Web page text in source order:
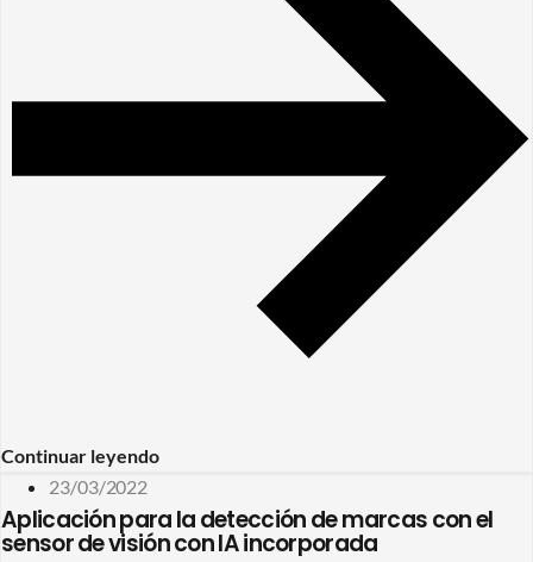
Continuar leyendo
23/03/2022
Aplicación para la detección de marcas con el
sensor de visión con IA incorporada